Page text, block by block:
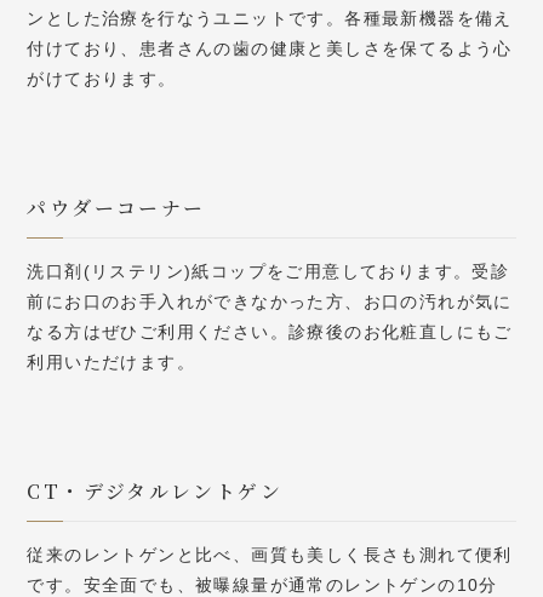
ンとした治療を行なうユニットです。各種最新機器を備え
付けており、患者さんの歯の健康と美しさを保てるよう心
がけております。
パウダーコーナー
洗口剤(リステリン)紙コップをご用意しております。受診
前にお口のお手入れができなかった方、お口の汚れが気に
なる方はぜひご利用ください。診療後のお化粧直しにもご
利用いただけます。
CT・デジタルレントゲン
従来のレントゲンと比べ、画質も美しく長さも測れて便利
です。安全面でも、被曝線量が通常のレントゲンの10分